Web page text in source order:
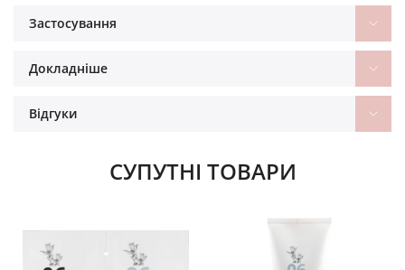
Застосування
Докладніше
Відгуки
СУПУТНІ ТОВАРИ